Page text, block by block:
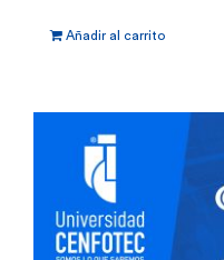
Añadir al carrito